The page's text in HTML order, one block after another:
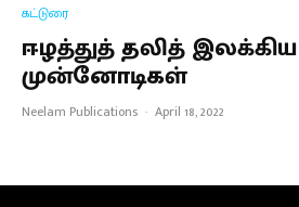
கட்டுரை
ஈழத்துத் தலித் இலக்கிய
முன்னோடிகள்
Neelam Publications · April 18, 2022